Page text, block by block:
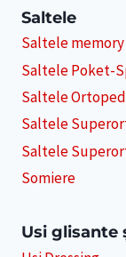
Saltele
Saltele
Saltele Poket-
Saltele
Saltele
Saltele
Somiere
Usi glisante